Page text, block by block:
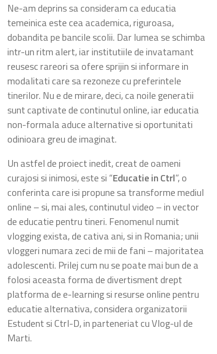
Ne-am deprins sa consideram ca educatia
temeinica este cea academica, riguroasa,
dobandita pe bancile scolii. Dar lumea se schimba
intr-un ritm alert, iar institutiile de invatamant
reusesc rareori sa ofere sprijin si informare in
modalitati care sa rezoneze cu preferintele
tinerilor. Nu e de mirare, deci, ca noile generatii
sunt captivate de continutul online, iar educatia
non-formala aduce alternative si oportunitati
odinioara greu de imaginat.
Un astfel de proiect inedit, creat de oameni
curajosi si inimosi, este si “Educatie in Ctrl”, o
conferinta care isi propune sa transforme mediul
online – si, mai ales, continutul video – in vector
de educatie pentru tineri. Fenomenul numit
vlogging exista, de cativa ani, si in Romania; unii
vloggeri numara zeci de mii de fani – majoritatea
adolescenti. Prilej cum nu se poate mai bun de a
folosi aceasta forma de divertisment drept
platforma de e-learning si resurse online pentru
educatie alternativa, considera organizatorii
Estudent si Ctrl-D, in parteneriat cu Vlog-ul de
Marti.